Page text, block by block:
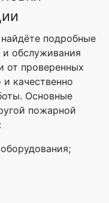
подробные
обслуживания
от проверенных
качественно
Основные
пожарной